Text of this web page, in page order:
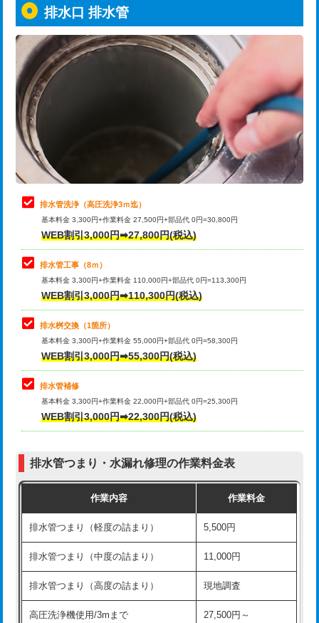
用（追加）/3ｍ超え)
給水管工事※（ライニング鋼管・銅
管・ポリ管・HT管使用/3ｍまで)
44,000円
給水管工事※（ライニング鋼管・銅
管・ポリ管・HT管使用/3ｍ超え)
+8,800円
排水管工事（土の掘削・埋め戻し作
業）
11,000円~
排水管工事（排水管工事/3ｍまで） 55,000円
排水管工事（追加 排水管工事/3ｍ超
え）
マス交換（土の掘削・埋め戻し作業）
マス交換（深さ50㎝未満）
マス交換（深さ50㎝以上）
コンクリート斫り（厚さ10㎝まで）
コンクリート斫り（厚さ10㎝超え）
モルタル補修（厚さ10㎝まで）
モルタル補修（厚さ10㎝超え）
追加人工 16,500円
現場見積
※給水管工事は20mmまでの価格です。
トーラー機使用/3mまで
追加トーラー機使用/3m超え +3,300円
カメラ調査 33,000円
桝清掃 8,800円
止水・漏水調査・防水処理・清掃・修
理・調整・分解・加工など（軽作業）
11,000円
止水・漏水調査・防水処理・清掃・修
理・調整・分解・加工など（中作業）
22,000円
止水・漏水調査・防水処理・清掃・修
理・調整・分解・加工など（重作業）
33,000円
その他部品の脱着
交換・取付（タンク）
交換・取付(単水栓（壁付・デッキ
式）)
交換・取付(混合水栓（壁付・デッキ
式・ワンホール）)
16,500円+材料費
交換・取付(排水栓・排水トラップ
交換・取付（その他部品） 11,000円+材料費
持込商品取付（単水栓） 13,200円
持込商品取付（混合水栓） 16,500円
持込商品取付（浄水器・分岐水栓） 16,500円
給水管工事※（ホール加工) 16,500円
給水管工事※（バンド止め) 3,300円
排水口 排水管
排水管洗浄（高圧洗浄3ｍ迄）
基本料金 3,300円+作業料金 27,500円+部品代 0円=30,800円
WEB割引3,000円➡27,800円(税込)
排水管工事（8ｍ）
基本料金 3,300円+作業料金 110,000円+部品代 0円=113,300円
WEB割引3,000円➡110,300円(税込)
排水桝交換（1箇所）
基本料金 3,300円+作業料金 55,000円+部品代 0円=58,300円
WEB割引3,000円➡55,300円(税込)
排水管補修
基本料金 3,300円+作業料金 22,000円+部品代 0円=25,300円
WEB割引3,000円➡22,300円(税込)
排水管つまり・水漏れ修理の作業料金表
作業内容 作業料金
排水管つまり（軽度の詰まり） 5,500円
排水管つまり（中度の詰まり） 11,000円
排水管つまり（高度の詰まり） 現地調査
高圧洗浄機使用/3mまで
27,500円～